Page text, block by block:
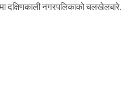
दक्षिणकाली नगरपलिकाको